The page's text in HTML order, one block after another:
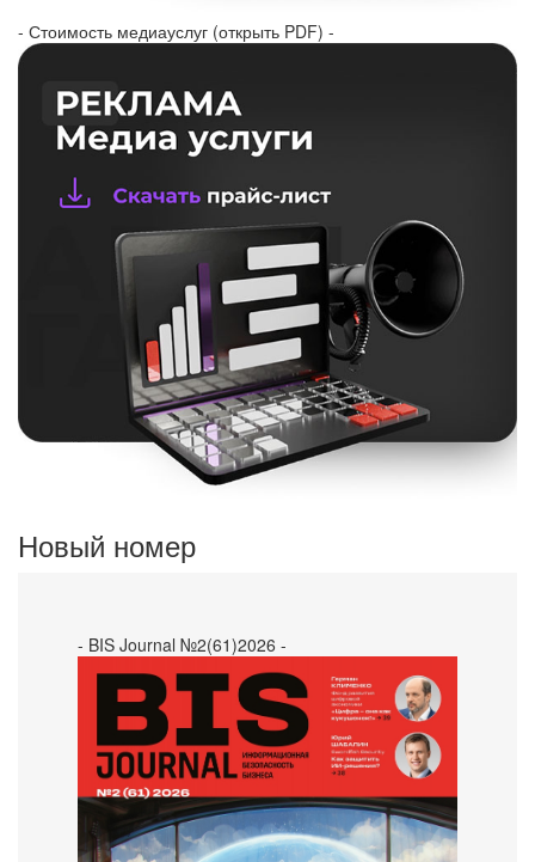
- Стоимость медиауслуг (открыть PDF) -
Новый номер
- BIS Journal №2(61)2026 -